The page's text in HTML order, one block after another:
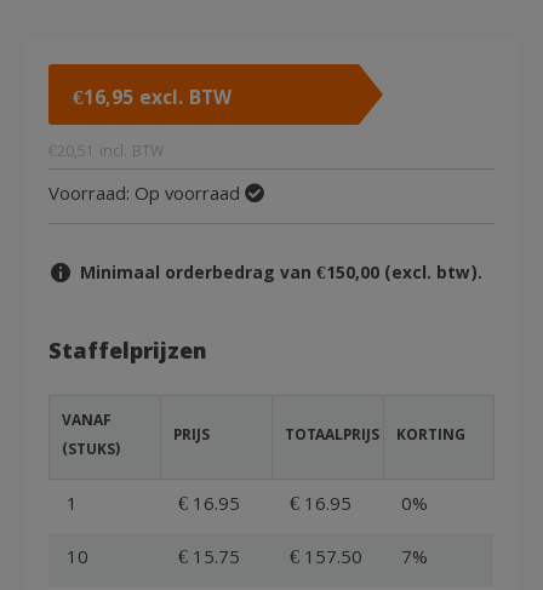
€16,95 excl. BTW
€ 20,51 incl. BTW
Voorraad: Op voorraad
Minimaal orderbedrag van €150,00 (excl. btw).
Staffelprijzen
VANAF
(STUKS)
PRIJS TOTAALPRIJS KORTING
1 € 16.95 € 16.95
0%
10
€ 15.75 € 157.50
7%